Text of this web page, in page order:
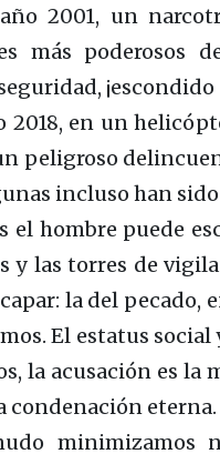
2001, un
más poderosos
2018, en un
peligroso
incluso han
el hombre puede
y las torres de
la del pecado,
El estatus
la acusación es la
condenación eterna.
minimizamos